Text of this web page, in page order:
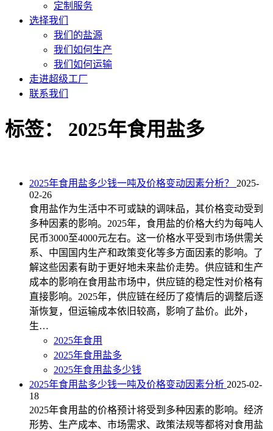
定制服务
选择我们
我们的盐源
我们如何生产
我们如何运输
走进超级工厂
联系我们
标签： 2025年食用盐多
2025年食用盐多少钱一吨及价格变动因素分析？
2025-
02-26
食用盐作为生活中不可或缺的调味品，其价格变动受到
多种因素的影响。2025年，食用盐的价格大约为每吨人
民币3000至4000元左右。这一价格水平受到市场供需关
系、中国国内生产和政策变化等多方面因素的影响。了
解这些因素有助于更好地未来盐价走势。供应链和生产
成本的影响在食用盐市场中，供应链的稳定性对价格有
直接影响。2025年，供应链在经历了疫情后的调整后逐
渐恢复，但运输成本依旧较高，影响了盐价。此外，
生…
2025年食用
2025年食用盐多
2025年食用盐多少钱
2025年食用盐多少钱一吨及价格变动因素分析 2025-02-
18
2025年食用盐的价格预计将受到多种因素的影响。经济
形势、生产成本、市场需求、政策法规等都将对食用盐